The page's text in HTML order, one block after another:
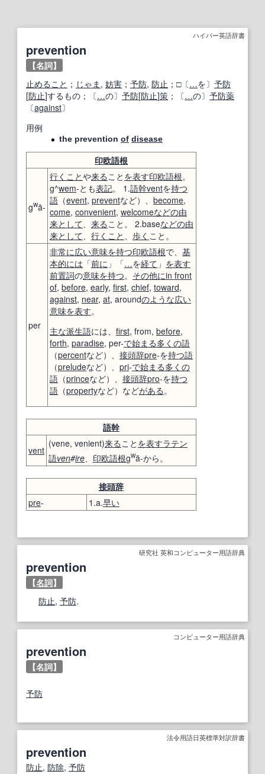
ハイパー英語辞書
prevention
【名詞】
止めること ； じゃま , 妨害 ； 予防, 防止 ；□〔…を〕 予防
[防止]するもの；〔…の〕 予防[防止]策 ；〔…の〕 予防薬
〔against〕
用例
the prevention of disease
印欧語根
gwā-
行くことや来ること を表す印欧語根。
g^wem-とも表記。 1.語幹ventを持つ
語 （event, preventなど）、 become,
come, convenient, welcomeなどの由
来として、 来ること。 2.baseなどの由
来として、 行くこと 、 歩く こと。
per
非常に広い意味を持つ印欧語根で、 基
本的には 「前に 」「…を経て 」 を表す
前置詞の意味を持つ。 その他にin front
of, before, early, first, chief, toward,
against, near, at, aroundのような広い
意味を表す。
主な派生語には、 first, from, before,
forth, paradise, per-で始まる多くの語
（percentなど）、 接頭辞pre-を持つ語
（preludeなど）、 pri-で始まる多くの
語 （princeなど）、 接頭辞pro-を持つ
語 （propertyなど）などがある。
語幹
vent
(vene, venient)来ること を表すラテン
語ven#ire 印欧語根gwā-から。
接頭辞
pre- 1.a.早い
研究社 英和コンピューター用語辞典
prevention
【名詞】
防止, 予防.
コンピューター用語辞典
prevention
【名詞】
予防
法令用語日英標準対訳辞書
prevention
防止, 防除, 予防